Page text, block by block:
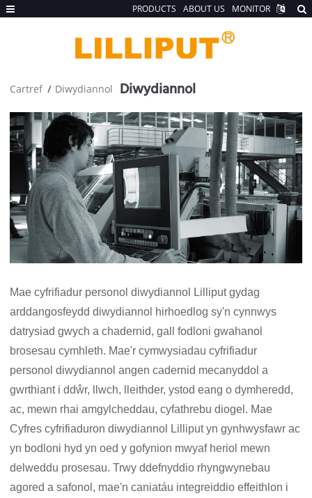
Diwydiannol
Cartref Diwydiannol
Mae cyfrifiadur personol diwydiannol Lilliput gydag
arddangosfeydd diwydiannol hirhoedlog sy'n cynnwys
datrysiad gwych a chadernid, gall fodloni gwahanol
brosesau cymhleth. Mae'r cymwysiadau cyfrifiadur
personol diwydiannol angen cadernid mecanyddol a
gwrthiant i ddŵr, llwch, lleithder, ystod eang o dymheredd,
ac, mewn rhai amgylcheddau, cyfathrebu diogel. Mae
Cyfres cyfrifiaduron diwydiannol Lilliput yn gynhwysfawr ac
yn bodloni hyd yn oed y gofynion mwyaf heriol mewn
delweddu prosesau. Trwy ddefnyddio rhyngwynebau
agored a safonol, mae'n caniatáu integreiddio effeithlon i
PRODUCTS ABOUT US MONITOR